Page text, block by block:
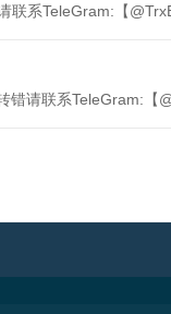
系TeleGram:【
请联系TeleGram:【